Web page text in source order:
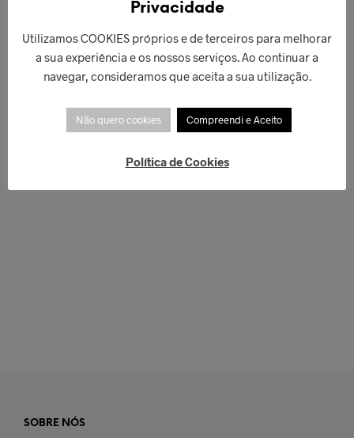
SOBRE NÓS
Privacidade
Utilizamos COOKIES próprios e de terceiros para melhorar
a sua experiência e os nossos serviços. Ao continuar a
navegar, consideramos que aceita a sua utilização.
Não quero cookies Compreendi e Aceito
Política de Cookies